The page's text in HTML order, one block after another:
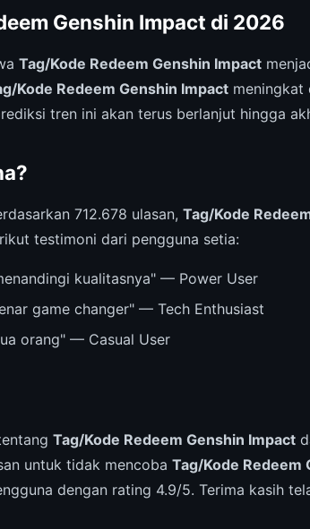
Genshin Impact di 2026
Tag/Kode Redeem Genshin Impact
Kode Redeem Genshin Impact meningkat
tren ini akan terus berlanjut hingga
712.678 ulasan, Tag/Kode
testimoni dari pengguna setia:
kualitasnya" — Power User
game changer" — Tech Enthusiast
orang" — Casual User
Tag/Kode Redeem Genshin Impact
untuk tidak mencoba Tag/Kode Redeem
dengan rating 4.9/5. Terima kasih